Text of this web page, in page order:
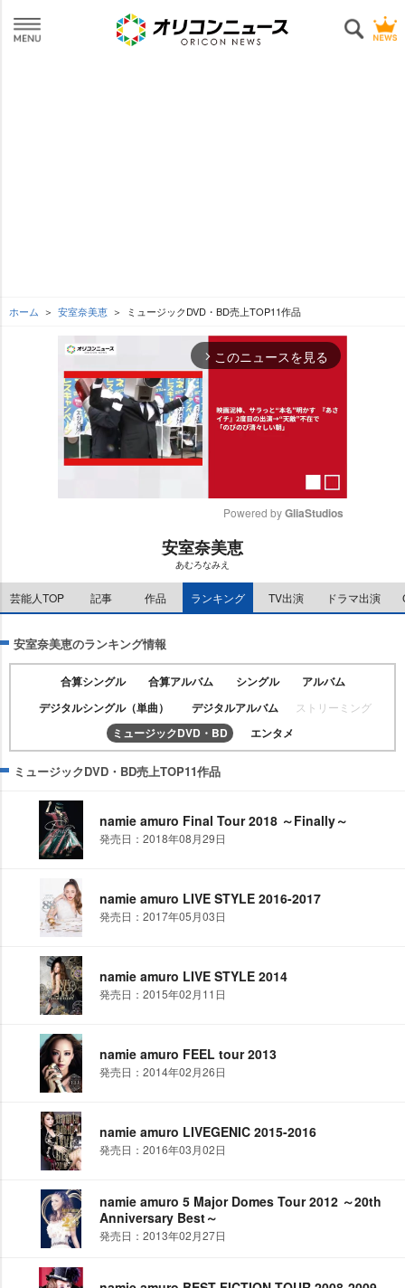
ホーム 安室奈美恵 ミュージックDVD・BD売上TOP11作品
arrow_forward_ios このニュースを見る
t
e
Powered by GliaStudios
安室奈美恵
あむろなみえ
芸能人TOP 記事 作品 ランキング TV出演 ドラマ出演
安室奈美恵のランキング情報
合算シングル 合算アルバム シングル
アルバム
デジタルシングル（単曲）
デジタルアルバム ストリーミング
ミュージックDVD・BD エンタメ
ミュージックDVD・BD売上TOP11作品
namie amuro Final Tour 2018 ～Finally～
発売日：2018年08月29日
namie amuro LIVE STYLE 2016-2017
発売日：2017年05月03日
namie amuro LIVE STYLE 2014
発売日：2015年02月11日
namie amuro FEEL tour 2013
発売日：2014年02月26日
namie amuro LIVEGENIC 2015-2016
発売日：2016年03月02日
namie amuro 5 Major Domes Tour 2012 ～20th
Anniversary Best～
発売日：2013年02月27日